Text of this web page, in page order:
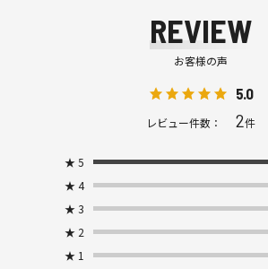
REVIEW
お客様の声
5.0
レビュー件数： 2件
★ 5
★ 4
★ 3
★ 2
★ 1